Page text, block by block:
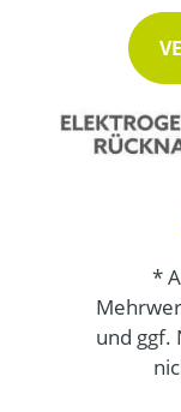
*
und ggf.